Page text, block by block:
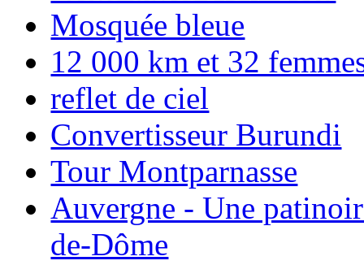
Mosquée bleue
12 000 km et 32
reflet de ciel
Convertisseur Burundi
Tour Montparnasse
Auvergne - Une
de-Dôme